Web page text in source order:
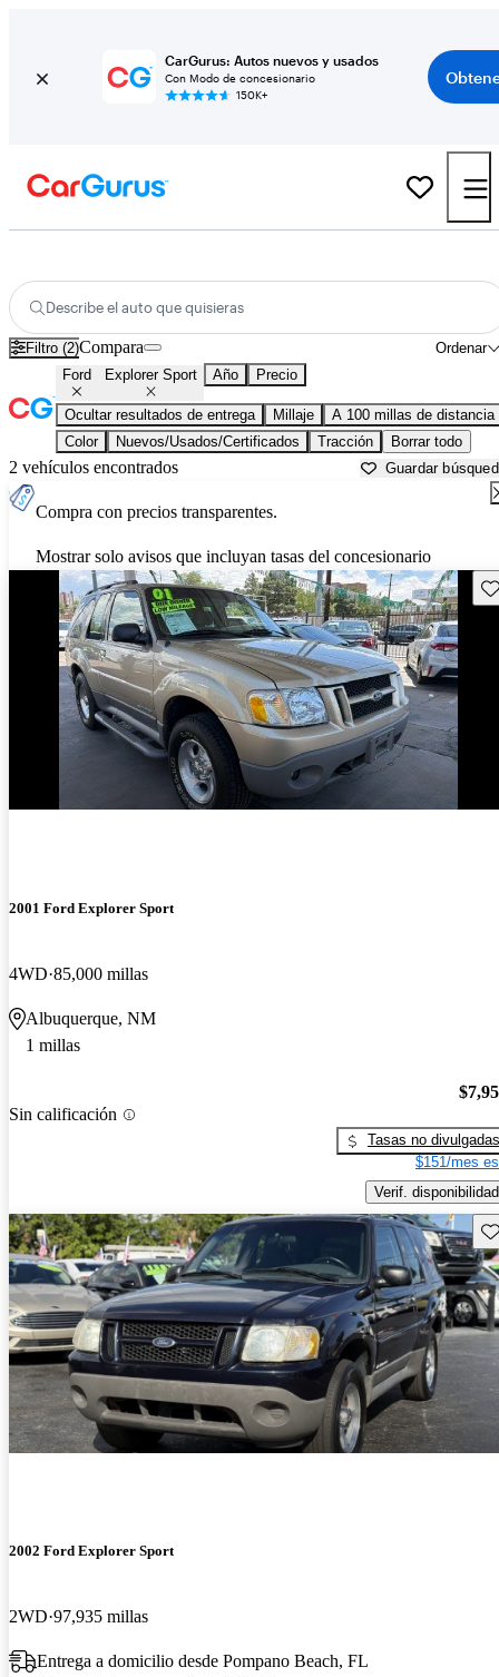
CarGurus: Autos nuevos y usados
Con Modo de concesionario
150K+
Describe el auto que quisieras
Filtro (2) Ordenar
Compara
Ford Explorer Sport Año Precio
Ocultar resultados de entrega Millaje
A 100 millas de distancia
Color
Nuevos/Usados/Certificados Tracción Borrar todo
2 vehículos encontrados Guardar
Compra con precios transparentes.
Mostrar solo avisos que incluyan tasas del concesionario
2001 Ford Explorer Sport
4WD 85,000 millas
Albuquerque, NM
1 millas
Sin calificación
Tasas no divulgadas
$151/mes
Verif. disponibilidad
2002 Ford Explorer Sport
2WD 97,935 millas
Entrega a domicilio desde Pompano Beach, FL